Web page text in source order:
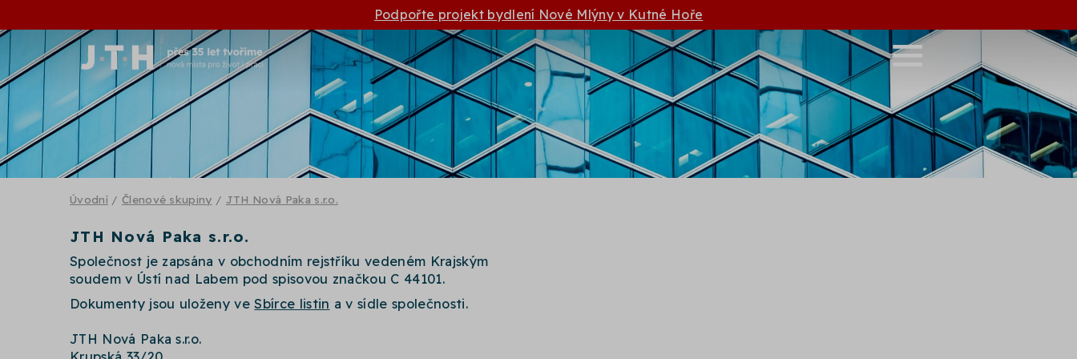
Podpořte projekt bydlení Nové Mlýny v Kutné Hoře
Úvodní / Členové skupiny / JTH Nová Paka s.r.o.
JTH Nová Paka s.r.o.
Společnost je zapsána v obchodním rejstříku vedeném Krajským
soudem v Ústí nad Labem pod spisovou značkou C 44101.
Dokumenty jsou uloženy veSbírce listin a v sídle společnosti.
JTH Nová Paka s.r.o.